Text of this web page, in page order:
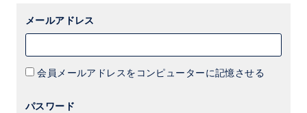
メールアドレス
会員メールアドレスをコンピューターに記憶させる
パスワード